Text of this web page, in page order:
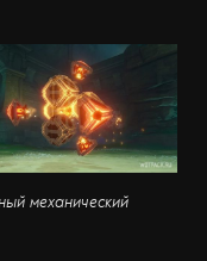
механический